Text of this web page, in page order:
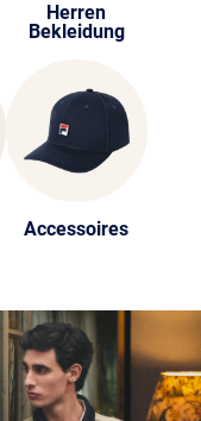
Herren
Bekleidung
Accessoires